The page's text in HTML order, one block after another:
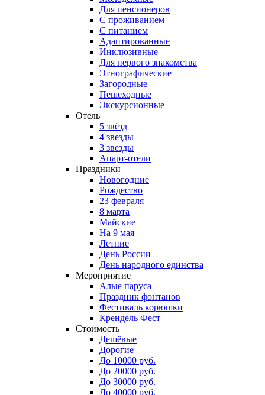
Для пенсионеров
С проживанием
С питанием
Адаптированные
Инклюзивные
Для первого знакомства
Этнографические
Загородные
Пешеходные
Экскурсионные
Отель
5 звёзд
4 звезды
3 звезды
Апарт-отели
Праздники
Новогодние
Рождество
23 февраля
8 марта
Майские
На 9 мая
Летние
День России
День народного единства
Мероприятие
Алые паруса
Праздник фонтанов
Фестиваль корюшки
Крендель Фест
Стоимость
Дешёвые
Дорогие
До 10000 руб.
До 20000 руб.
До 30000 руб.
До 40000 руб.